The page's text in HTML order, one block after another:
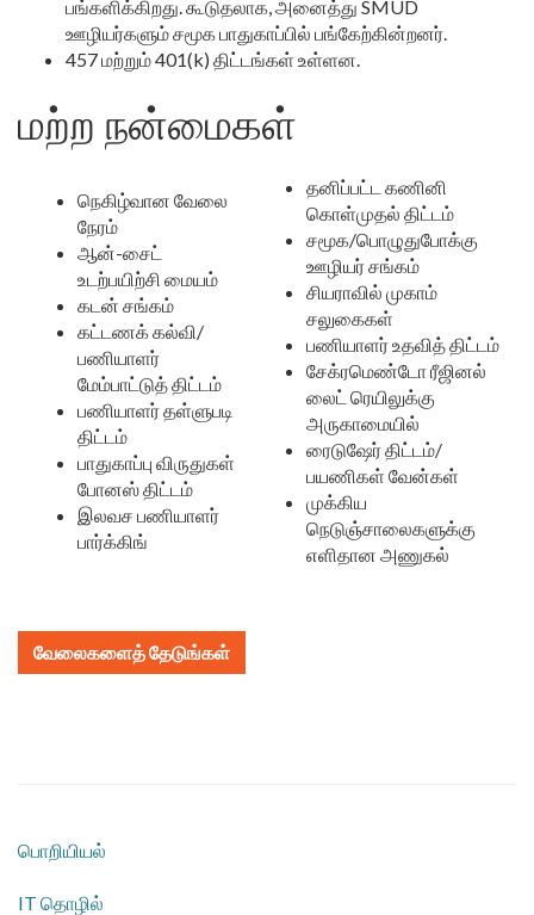
பங்களிக்கிறது. கூடுதலாக, அனைத்து SMUD
ஊழியர்களும் சமூக பாதுகாப்பில் பங்கேற்கின்றனர்.
457 மற்றும் 401(k) திட்டங்கள் உள்ளன.
மற்ற நன்மைகள்
நெகிழ்வான வேலை
நேரம்
ஆன்-சைட்
உடற்பயிற்சி மையம்
கடன் சங்கம்
கட்டணக் கல்வி/
பணியாளர்
மேம்பாட்டுத் திட்டம்
பணியாளர் தள்ளுபடி
திட்டம்
பாதுகாப்பு விருதுகள்
போனஸ் திட்டம்
இலவச பணியாளர்
பார்க்கிங்
தனிப்பட்ட கணினி
கொள்முதல் திட்டம்
சமூக/பொழுதுபோக்கு
ஊழியர் சங்கம்
சியராவில் முகாம்
சலுகைகள்
பணியாளர் உதவித் திட்டம்
சேக்ரமெண்டோ ரீஜினல்
லைட் ரெயிலுக்கு
அருகாமையில்
ரைடுஷேர் திட்டம்/
பயணிகள் வேன்கள்
முக்கிய
நெடுஞ்சாலைகளுக்கு
எளிதான அணுகல்
வேலைகளைத் தேடுங்கள்
பொறியியல்
IT தொழில்